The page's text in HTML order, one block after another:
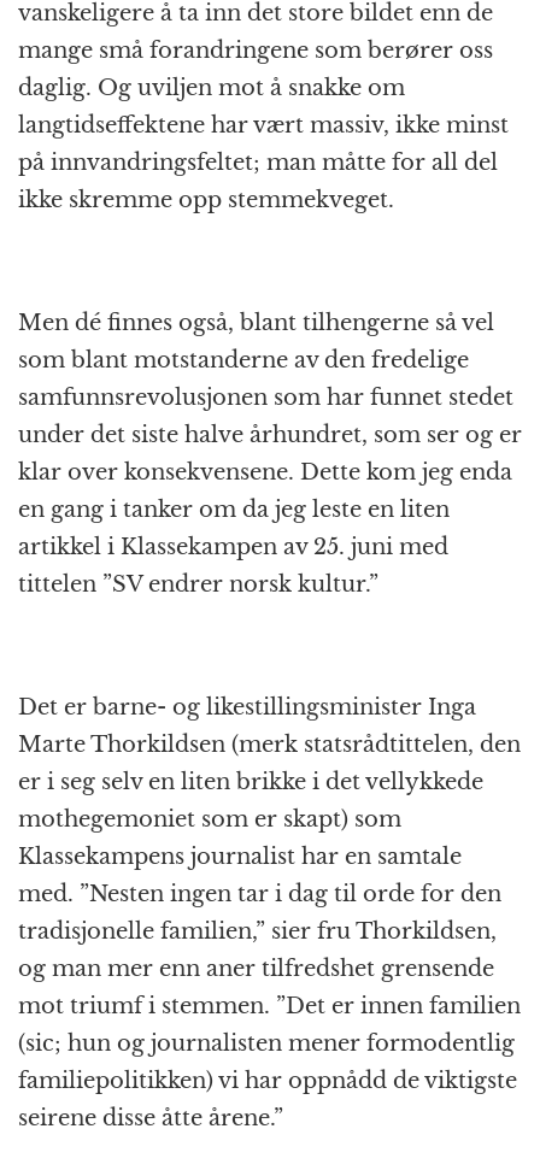
vanskeligere å ta inn det store bildet enn de
mange små forandringene som berører oss
daglig. Og uviljen mot å snakke om
langtidseffektene har vært massiv, ikke minst
på innvandringsfeltet; man måtte for all del
ikke skremme opp stemmekveget.
Men dé finnes også, blant tilhengerne så vel
som blant motstanderne av den fredelige
samfunnsrevolusjonen som har funnet stedet
under det siste halve århundret, som ser og er
klar over konsekvensene. Dette kom jeg enda
en gang i tanker om da jeg leste en liten
artikkel i Klassekampen av 25. juni med
tittelen ”SV endrer norsk kultur.”
Det er barne- og likestillingsminister Inga
Marte Thorkildsen (merk statsrådtittelen, den
er i seg selv en liten brikke i det vellykkede
mothegemoniet som er skapt) som
Klassekampens journalist har en samtale
med. ”Nesten ingen tar i dag til orde for den
tradisjonelle familien,” sier fru Thorkildsen,
og man mer enn aner tilfredshet grensende
mot triumf i stemmen. ”Det er innen familien
(sic; hun og journalisten mener formodentlig
familiepolitikken) vi har oppnådd de viktigste
seirene disse åtte årene.”